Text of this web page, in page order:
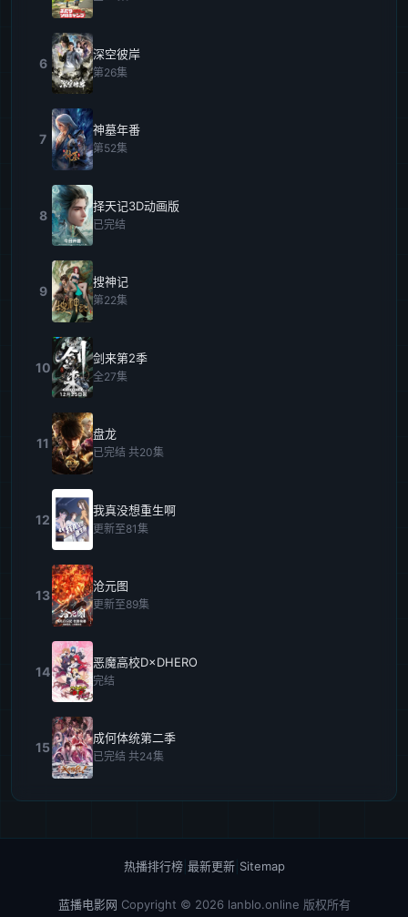
6
深空彼岸
第26集
7
神墓年番
第52集
8
择天记3D动画版
已完结
9
搜神记
第22集
10
剑来第2季
全27集
11
盘龙
已完结 共20集
12
我真没想重生啊
更新至81集
13
沧元图
更新至89集
14
恶魔高校D×DHERO
完结
15
成何体统第二季
已完结 共24集
热播排行榜| 最新更新| Sitemap
蓝播电影网 Copyright © 2026 lanblo.online 版权所有